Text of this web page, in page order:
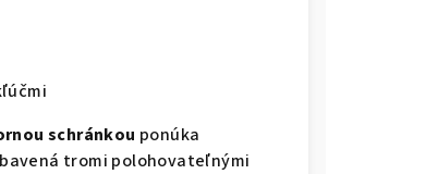
schránkou ponúka
tromi polohovateľnými